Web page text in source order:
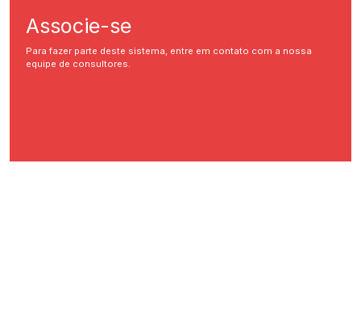
Associe-se
Para fazer parte deste sistema, entre em contato com a nossa
equipe de consultores.